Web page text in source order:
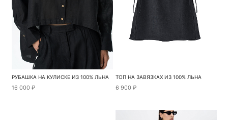
РУБАШКА НА КУЛИСКЕ ИЗ 100% ЛЬНА
16 000 ₽
ТОП НА ЗАВЯЗКАХ ИЗ 100% ЛЬНА
6 900 ₽